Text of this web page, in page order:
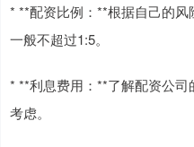
* **配资比例：**根据自己的风
一般不超过1:5。
* **利息费用：**了解配资公
考虑。